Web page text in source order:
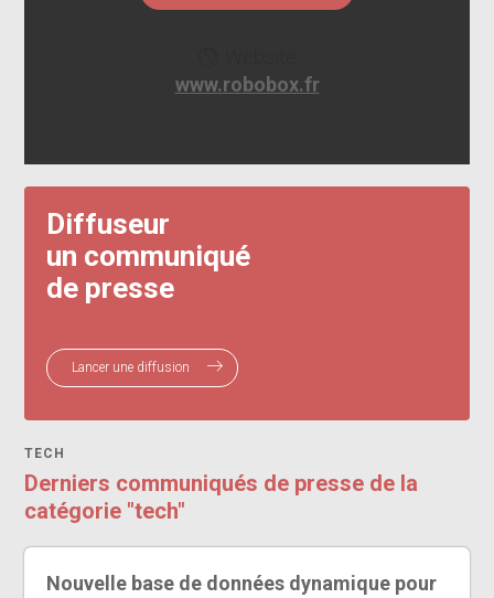
www.robobox.fr
Diffuseur
un communiqué
de presse
Lancer une diffusion
TECH
Derniers communiqués de presse de la
catégorie "tech"
Nouvelle base de données dynamique pour